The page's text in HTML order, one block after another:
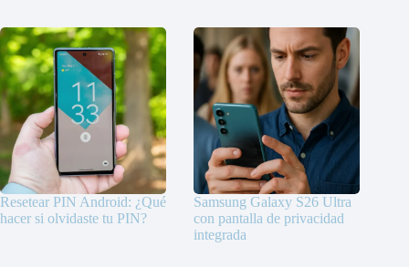
Resetear PIN Android: ¿Qué
hacer si olvidaste tu PIN?
Samsung Galaxy S26 Ultra
con pantalla de privacidad
integrada